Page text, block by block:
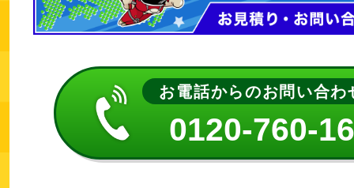
お電話からのお問い合わ
0120-760-